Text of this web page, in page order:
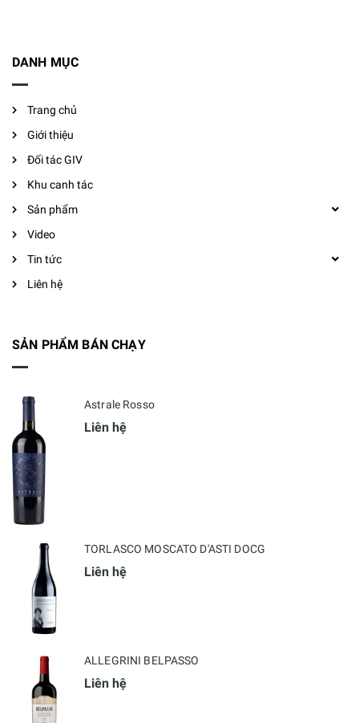
DANH MỤC
Trang chủ
Giới thiệu
Đối tác GIV
Khu canh tác
Sản phẩm
Video
Tin tức
Liên hệ
SẢN PHẨM BÁN CHẠY
Astrale Rosso
Liên hệ
TORLASCO MOSCATO D'ASTI DOCG
Liên hệ
ALLEGRINI BELPASSO
Liên hệ